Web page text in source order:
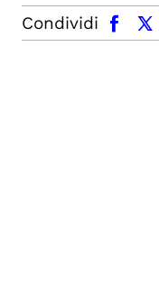
Condividi
facebook x.com